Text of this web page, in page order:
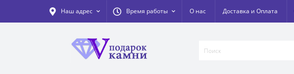
Наш адрес Время работы О нас Доставка и Оплата